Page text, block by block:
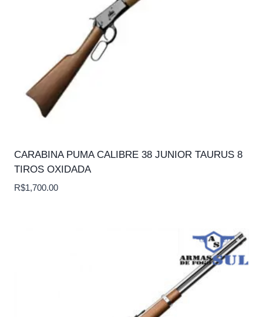
CARABINA PUMA CALIBRE 38 JUNIOR TAURUS 8
TIROS OXIDADA
R$1,700.00